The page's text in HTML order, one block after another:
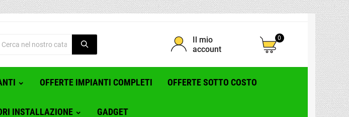
Il mio
account
0
OFFERTE IMPIANTI COMPLETI OFFERTE SOTTO COSTO
INSTALLAZIONE GADGET